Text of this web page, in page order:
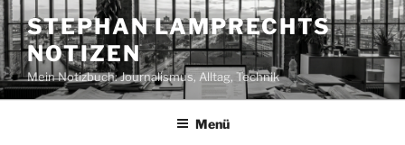
Zum
Inhalt
springen
STEPHAN LAMPRECHTS
NOTIZEN
Mein Notizbuch: Journalismus, Alltag, Technik
Menü